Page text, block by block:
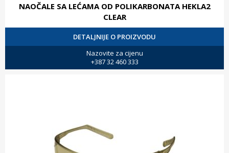
NAOČALE SA LEĆAMA OD POLIKARBONATA HEKLA2
CLEAR
DETALJNIJE O PROIZVODU
Nazovite za cijenu
+387 32 460 333